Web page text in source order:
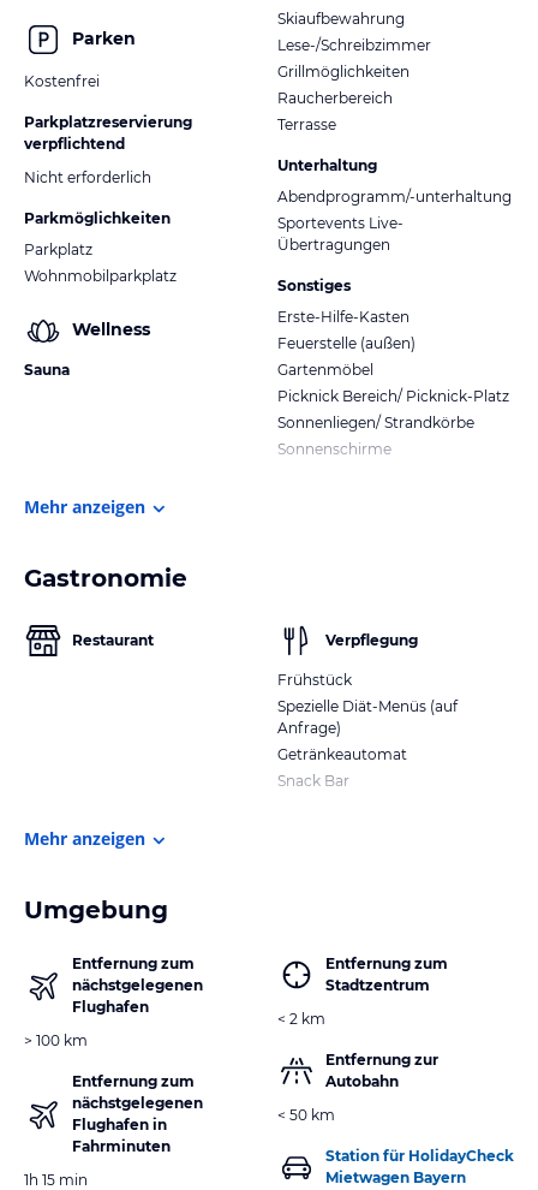
Parken
Kostenfrei
Parkplatzreservierung
verpflichtend
Nicht erforderlich
Parkmöglichkeiten
Parkplatz
Wohnmobilparkplatz
Wellness
Sauna
Skiaufbewahrung
Lese-/Schreibzimmer
Grillmöglichkeiten
Raucherbereich
Terrasse
Unterhaltung
Abendprogramm/-unterhaltung
Sportevents Live-
Übertragungen
Sonstiges
Erste-Hilfe-Kasten
Feuerstelle (außen)
Gartenmöbel
Picknick Bereich/ Picknick-Platz
Sonnenliegen/ Strandkörbe
Sonnenschirme
Mehr anzeigen
Gastronomie
Restaurant Verpflegung
Frühstück
Spezielle Diät-Menüs (auf
Anfrage)
Getränkeautomat
Snack Bar
Mehr anzeigen
Umgebung
Entfernung zum
nächstgelegenen
Flughafen
> 100 km
Entfernung zum
nächstgelegenen
Flughafen in
Fahrminuten
1h 15 min
Entfernung zum
Stadtzentrum
< 2 km
Entfernung zur
Autobahn
< 50 km
Station für HolidayCheck
Mietwagen Bayern